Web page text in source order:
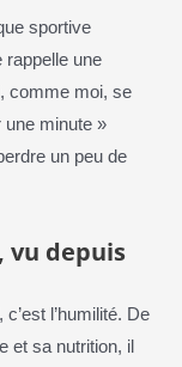
sportive
rappelle une
comme moi, se
une minute »
un peu de
vu depuis
l’humilité. De
et sa nutrition, il